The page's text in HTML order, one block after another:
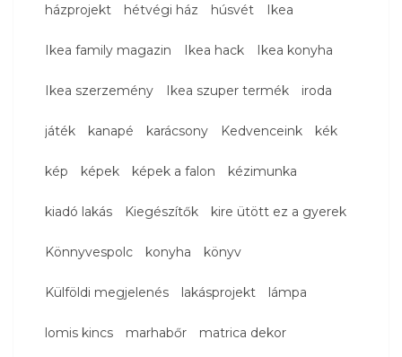
házprojekt hétvégi ház húsvét Ikea
Ikea family magazin Ikea hack Ikea konyha
Ikea szerzemény Ikea szuper termék iroda
játék kanapé karácsony Kedvenceink kék
kép képek képek a falon kézimunka
kiadó lakás Kiegészítők kire ütött ez a gyerek
Könnyvespolc konyha könyv
Külföldi megjelenés lakásprojekt lámpa
lomis kincs marhabőr matrica dekor